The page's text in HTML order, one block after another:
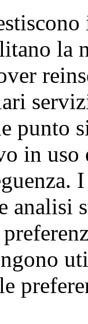
la
punto
in uso
analisi